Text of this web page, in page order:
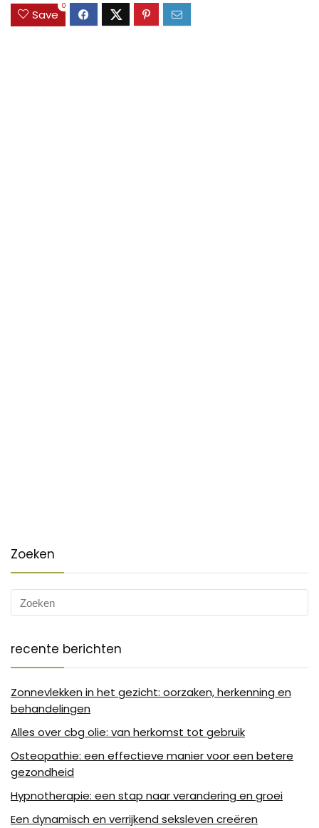
Save
0
Zoeken
recente berichten
Zonnevlekken in het gezicht: oorzaken, herkenning en
behandelingen
Alles over cbg olie: van herkomst tot gebruik
Osteopathie: een effectieve manier voor een betere
gezondheid
Hypnotherapie: een stap naar verandering en groei
Een dynamisch en verrijkend seksleven creëren